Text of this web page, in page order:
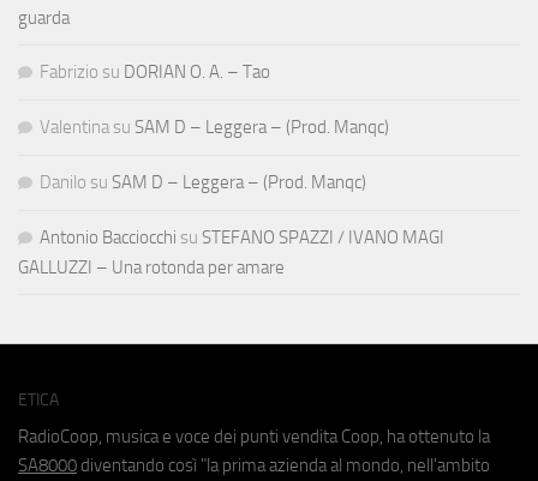
guarda
Fabrizio su DORIAN O. A. – Tao
Valentina su SAM D – Leggera – (Prod. Manqc)
Danilo su SAM D – Leggera – (Prod. Manqc)
Antonio Bacciocchi su STEFANO SPAZZI / IVANO MAGI
GALLUZZI – Una rotonda per amare
ETICA
RadioCoop, musica e voce dei punti vendita Coop, ha ottenuto la
SA8000 diventando così "la prima azienda al mondo, nell'ambito